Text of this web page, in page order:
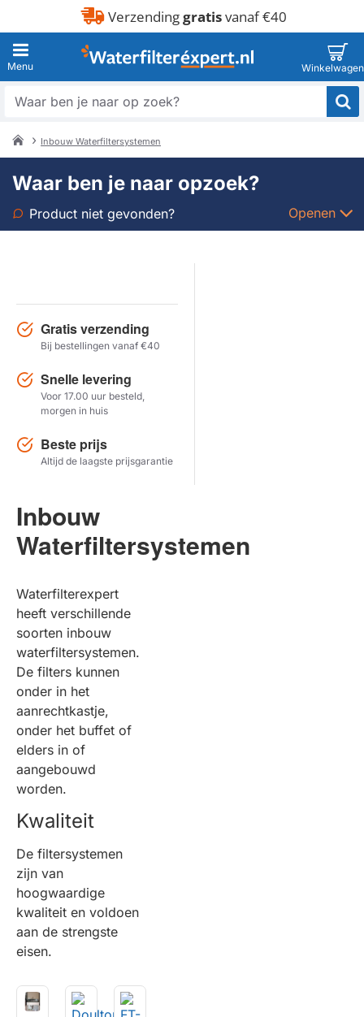
Verzendinggratisvanaf €40
Waar
zoek?
Inbouw Waterfiltersystemen
Waar ben je naar opzoek?
Product niet gevonden? Openen
Model
Herstel zoekopdracht
Gratis verzending
Bij bestellingen vanaf €40
Snelle levering
Voor 17.00 uur besteld,
morgen in huis
Beste prijs
Altijd de laagste prijsgarantie
Inbouw
Waterfiltersystemen
Waterfilterexpert
heeft verschillende
soorten inbouw
waterfiltersystemen.
De filters kunnen
onder in het
aanrechtkastje,
onder het buffet of
elders in of
aangebouwd
worden.
Kwaliteit
De filtersystemen
zijn van
hoogwaardige
kwaliteit en voldoen
aan de strengste
eisen.